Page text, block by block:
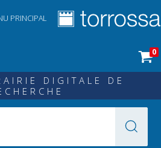
PRINCIPAL
0
DIGITALE DE